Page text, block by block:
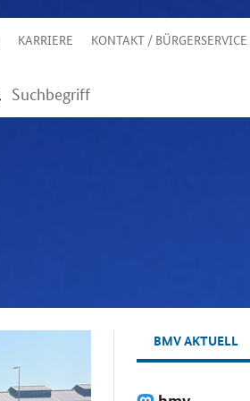
KARRIERE KONTAKT / BÜRGERSERVICE
BMV AKTUELL